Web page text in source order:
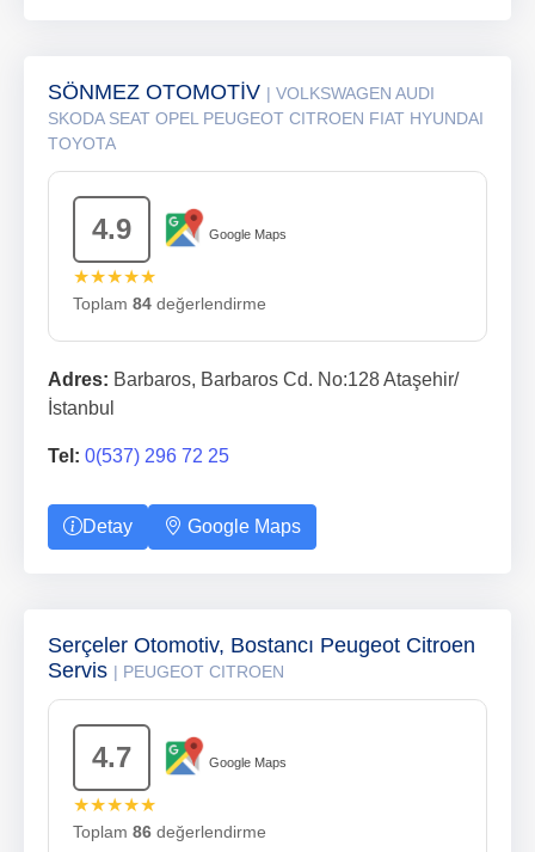
SÖNMEZ OTOMOTİV | VOLKSWAGEN AUDI
SKODA SEAT OPEL PEUGEOT CITROEN FIAT HYUNDAI
TOYOTA
4.9 Google Maps
★★★★★
Toplam 84 değerlendirme
Adres: Barbaros, Barbaros Cd. No:128 Ataşehir/
İstanbul
Tel: 0(537) 296 72 25
Detay Google Maps
Serçeler Otomotiv, Bostancı Peugeot Citroen
Servis | PEUGEOT CITROEN
4.7 Google Maps
★★★★★
Toplam 86 değerlendirme